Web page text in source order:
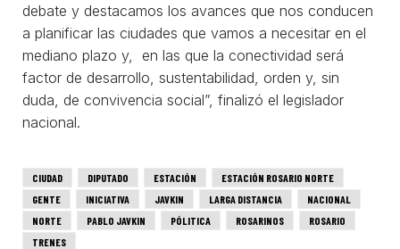
debate y destacamos los avances que nos conducen
a planificar las ciudades que vamos a necesitar en el
mediano plazo y, en las que la conectividad será
factor de desarrollo, sustentabilidad, orden y, sin
duda, de convivencia social”, finalizó el legislador
nacional.
CIUDAD DIPUTADO ESTACIÓN
ESTACIÓN ROSARIO NORTE
GENTE
INICIATIVA JAVKIN LARGA DISTANCIA
NACIONAL
NORTE
PABLO JAVKIN PÓLITICA ROSARINOS
ROSARIO
TRENES